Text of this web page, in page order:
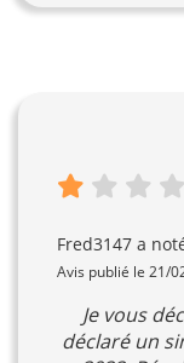
Fred3147 a
Avis publié le 21/
Je vous
déclaré un